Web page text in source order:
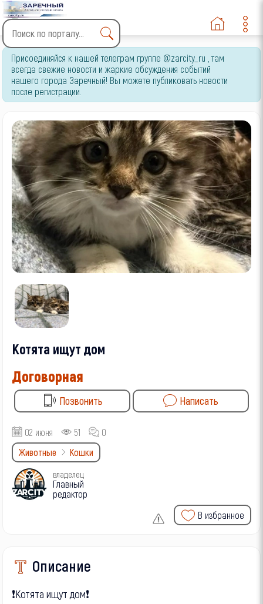
Type 2 or more characters
for results.
Присоединяйся к нашей телеграм группе @zarcity_ru , там
всегда свежие новости и жаркие обсуждения событий
нашего города Заречный! Вы можете публиковать новости
после регистрации.
Котята ищут дом
Договорная
Позвонить Написать
02 июня 51
0
Животные
Кошки
владелец
Главный
редактор
В избранное
Описание
❗Котята ищут дом❗